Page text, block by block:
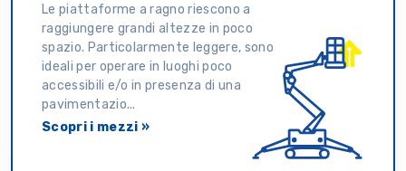
Le piattaforme a ragno riescono a
raggiungere grandi altezze in poco
spazio. Particolarmente leggere, sono
ideali per operare in luoghi poco
accessibili e/o in presenza di una
pavimentazio...
Scopri i mezzi »